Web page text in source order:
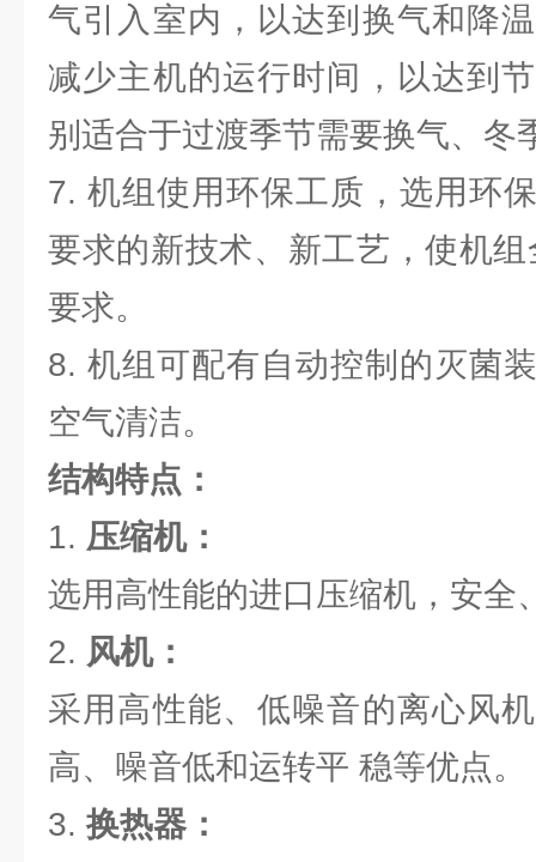
气引入室内，以达到换气和降
减少主机的运行时间，以达到
别适合于过渡季节需要换气、冬
7. 机组使用环保工质，选用环
要求的新技术、新工艺，使机
要求。
8. 机组可配有自动控制的灭菌
空气清洁。
结构特点：
1. 压缩机：
选用高性能的进口压缩机，安全
2. 风机：
采用高性能、低噪音的离心风
高、噪音低和运转平 稳等优点。
3. 换热器：